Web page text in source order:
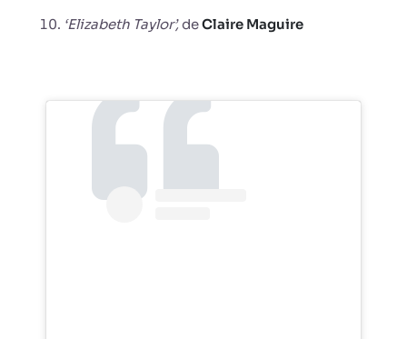
‘Elizabeth Taylor’,deClaire Maguire